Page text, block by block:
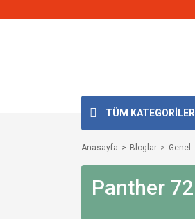
TÜM KATEGORİLER
Anasayfa Bloglar Genel
Panther 72